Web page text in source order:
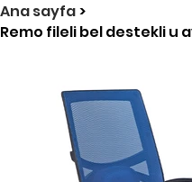
Ana sayfa>
Remo fileli bel destekli u